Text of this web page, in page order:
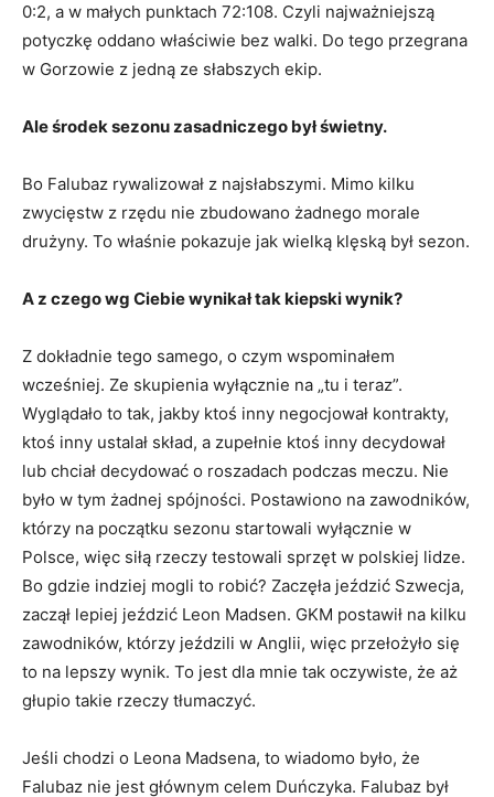
0:2, a w małych punktach 72:108. Czyli najważniejszą
potyczkę oddano właściwie bez walki. Do tego przegrana
w Gorzowie z jedną ze słabszych ekip.
Ale środek sezonu zasadniczego był świetny.
Bo Falubaz rywalizował z najsłabszymi. Mimo kilku
zwycięstw z rzędu nie zbudowano żadnego morale
drużyny. To właśnie pokazuje jak wielką klęską był sezon.
A z czego wg Ciebie wynikał tak kiepski wynik?
Z dokładnie tego samego, o czym wspominałem
wcześniej. Ze skupienia wyłącznie na „tu i teraz”.
Wyglądało to tak, jakby ktoś inny negocjował kontrakty,
ktoś inny ustalał skład, a zupełnie ktoś inny decydował
lub chciał decydować o roszadach podczas meczu. Nie
było w tym żadnej spójności. Postawiono na zawodników,
którzy na początku sezonu startowali wyłącznie w
Polsce, więc siłą rzeczy testowali sprzęt w polskiej lidze.
Bo gdzie indziej mogli to robić? Zaczęła jeździć Szwecja,
zaczął lepiej jeździć Leon Madsen. GKM postawił na kilku
zawodników, którzy jeździli w Anglii, więc przełożyło się
to na lepszy wynik. To jest dla mnie tak oczywiste, że aż
głupio takie rzeczy tłumaczyć.
Jeśli chodzi o Leona Madsena, to wiadomo było, że
Falubaz nie jest głównym celem Duńczyka. Falubaz był